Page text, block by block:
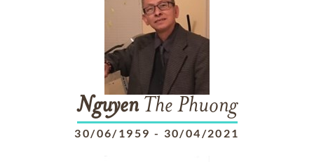
NguyenThe Phuong
30/06/1959 - 30/04/2021